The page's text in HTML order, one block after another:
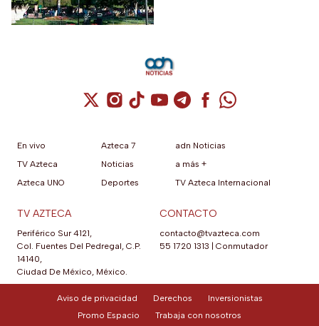
Cuenta de X / Twitter (se abre en una
Cuenta de Instagram (se abre en una
Cuenta de TikTok (se abre en
Cuenta de YouTube (se abre
Cuenta de Telegram (se
Cuenta de
Cuenta de
En vivo
TV Azteca
Azteca UNO
Azteca 7
Noticias
Deportes
adn Noticias
a más +
TV Azteca Internacional
TV AZTECA
Periférico Sur 4121,
Col. Fuentes Del Pedregal, C.P.
14140,
Ciudad De México, México.
CONTACTO
contacto@tvazteca.com
55 1720 1313
Conmutador
Aviso de privacidad Derechos
Inversionistas
Promo Espacio
Trabaja con nosotros